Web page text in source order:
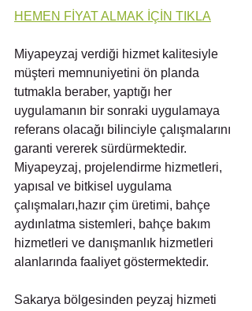
HEMEN FİYAT ALMAK İÇİN TIKLA
Miyapeyzaj verdiği hizmet kalitesiyle
müşteri memnuniyetini ön planda
tutmakla beraber, yaptığı her
uygulamanın bir sonraki uygulamaya
referans olacağı bilinciyle çalışmalarını
garanti vererek sürdürmektedir.
Miyapeyzaj, projelendirme hizmetleri,
yapısal ve bitkisel uygulama
çalışmaları,hazır çim üretimi, bahçe
aydınlatma sistemleri, bahçe bakım
hizmetleri ve danışmanlık hizmetleri
alanlarında faaliyet göstermektedir.
Sakarya bölgesinden peyzaj hizmeti